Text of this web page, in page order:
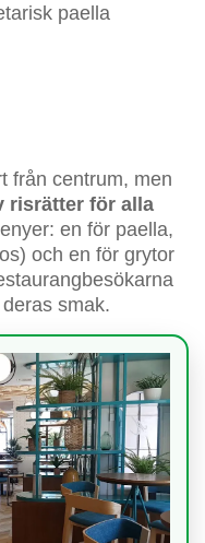
paella
från centrum, men
risrätter för alla
en för paella,
och en för grytor
smak.